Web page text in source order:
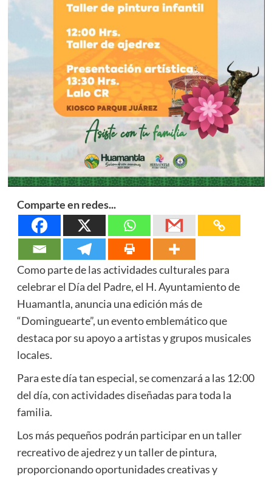
Comparte en redes...
Como parte de las actividades culturales para
celebrar el Día del Padre, el H. Ayuntamiento de
Huamantla, anuncia una edición más de
“Dominguearte”, un evento emblemático que
destaca por su apoyo a artistas y grupos musicales
locales.
Para este día tan especial, se comenzará a las 12:00
del día, con actividades diseñadas para toda la
familia.
Los más pequeños podrán participar en un taller
recreativo de ajedrez y un taller de pintura,
proporcionando oportunidades creativas y